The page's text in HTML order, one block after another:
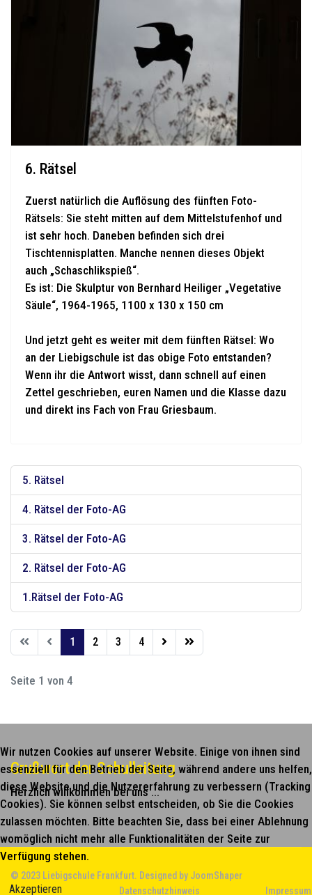
6. Rätsel
Zuerst natürlich die Auflösung des fünften Foto-
Rätsels: Sie steht mitten auf dem Mittelstufenhof und
ist sehr hoch. Daneben befinden sich drei
Tischtennisplatten. Manche nennen dieses Objekt
auch „Schaschlikspieß“.
Es ist: Die Skulptur von Bernhard Heiliger „Vegetative
Säule“, 1964-1965, 1100 x 130 x 150 cm
Und jetzt geht es weiter mit dem fünften Rätsel: Wo
an der Liebigschule ist das obige Foto entstanden?
Wenn ihr die Antwort wisst, dann schnell auf einen
Zettel geschrieben, euren Namen und die Klasse dazu
und direkt ins Fach von Frau Griesbaum.
5. Rätsel
4. Rätsel der Foto-AG
3. Rätsel der Foto-AG
2. Rätsel der Foto-AG
1.Rätsel der Foto-AG
1 2 3 4
Seite 1 von 4
Grußwort der Schulleitung
Herzlich willkommen bei uns ...
© 2023 Liebigschule Frankfurt. Designed by JoomShaper
Datenschutzhinweis
Impressum
Wir nutzen Cookies auf unserer Website. Einige von ihnen sind
essenziell für den Betrieb der Seite, während andere uns helfen,
diese Website und die Nutzererfahrung zu verbessern (Tracking
Cookies). Sie können selbst entscheiden, ob Sie die Cookies
zulassen möchten. Bitte beachten Sie, dass bei einer Ablehnung
womöglich nicht mehr alle Funktionalitäten der Seite zur
Verfügung stehen.
Akzeptieren